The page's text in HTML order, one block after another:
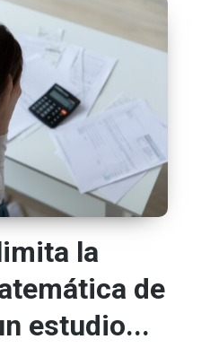
la
de
estudio...